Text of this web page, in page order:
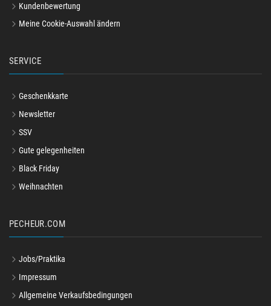
Kundenbewertung
Meine Cookie-Auswahl ändern
SERVICE
Geschenkkarte
Newsletter
SSV
Gute gelegenheiten
Black Friday
Weihnachten
PECHEUR.COM
Jobs/Praktika
Impressum
Allgemeine Verkaufsbedingungen